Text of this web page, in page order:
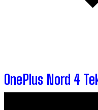
OnePlus Nord 4